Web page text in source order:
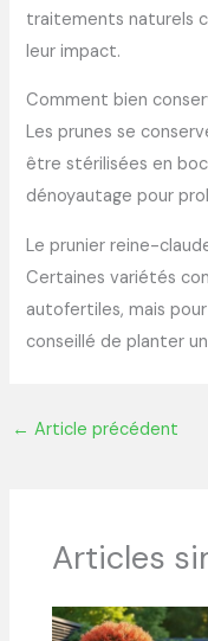
traitements naturels
leur impact.
Comment bien
Les prunes se
être stérilisées en
dénoyautage pour
Le prunier reine-
Certaines variétés
autofertiles, mais
conseillé de planter
← Article précédent
Articles